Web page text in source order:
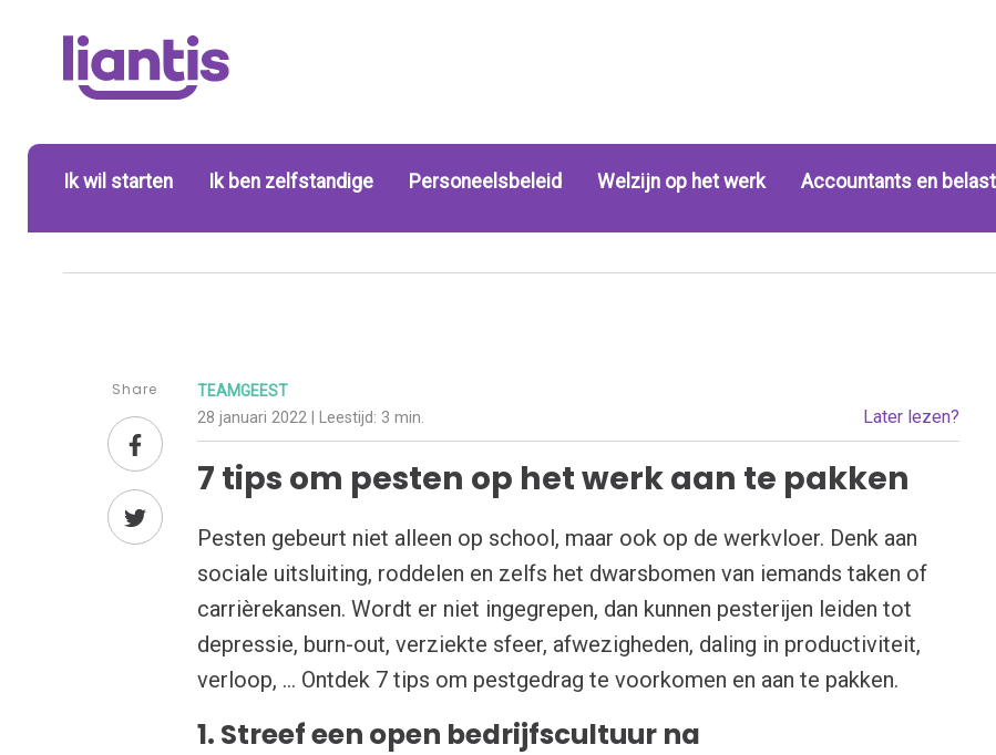
Ik wil starten Ik ben zelfstandige Personeelsbeleid Welzijn op het werk Accountants en
Share TEAMGEEST
28 januari 2022 | Leestijd: 3 min. Later lezen?
7 tips om pesten op het werk aan te pakken
Pesten gebeurt niet alleen op school, maar ook op de werkvloer. Denk aan
sociale uitsluiting, roddelen en zelfs het dwarsbomen van iemands taken of
carrièrekansen. Wordt er niet ingegrepen, dan kunnen pesterijen leiden tot
depressie, burn-out, verziekte sfeer, afwezigheden, daling in productiviteit,
verloop, ... Ontdek 7 tips om pestgedrag te voorkomen en aan te pakken.
1. Streef een open bedrijfscultuur na